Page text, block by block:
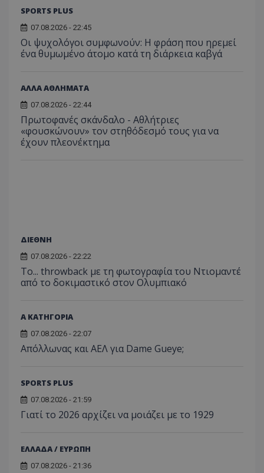
SPORTS PLUS
07.08.2026 - 22:45
Οι ψυχολόγοι συμφωνούν: Η φράση που ηρεμεί
ένα θυμωμένο άτομο κατά τη διάρκεια καβγά
ΑΛΛΑ ΑΘΛΗΜΑΤΑ
07.08.2026 - 22:44
Πρωτοφανές σκάνδαλο - Aθλήτριες
«φουσκώνουν» τον στηθόδεσμό τους για να
έχουν πλεονέκτημα
ΔΙΕΘΝΗ
07.08.2026 - 22:22
Το... throwback με τη φωτογραφία του Ντιομαντέ
από το δοκιμαστικό στον Ολυμπιακό
Α ΚΑΤΗΓΟΡΙΑ
07.08.2026 - 22:07
Απόλλωνας και ΑΕΛ για Dame Gueye;
SPORTS PLUS
07.08.2026 - 21:59
Γιατί το 2026 αρχίζει να μοιάζει με το 1929
ΕΛΛΑΔΑ / ΕΥΡΩΠΗ
07.08.2026 - 21:36